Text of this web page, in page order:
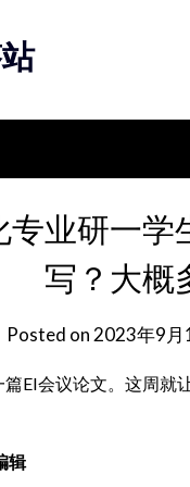
专业研一
写？大概
Posted on 2023年9月
EI会议论文。这周就
辑